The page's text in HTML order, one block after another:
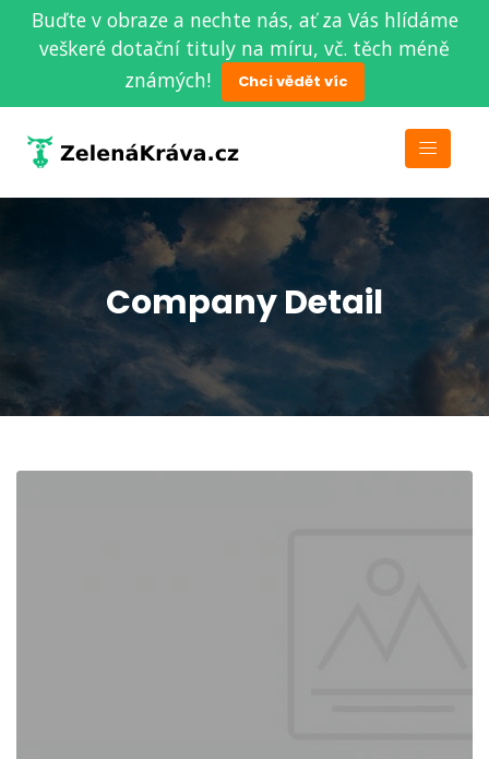
Buďte v obraze a nechte nás, ať za Vás hlídáme
veškeré dotační tituly na míru, vč. těch méně
známých!
Chci vědět víc
Company Detail